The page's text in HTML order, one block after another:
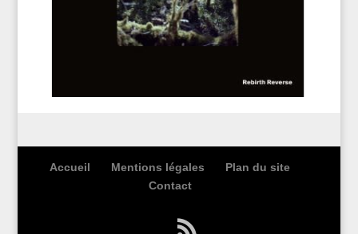
Accueil Mentions légales
Plan du site
Contact